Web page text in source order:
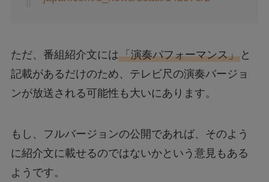
ただ、番組紹介文には「演奏パフォーマンス」と
記載があるだけのため、テレビ尺の演奏バージョ
ンが放送される可能性も大いにあります。
もし、フルバージョンの公開であれば、そのよう
に紹介文に載せるのではないかという意見もある
ようです。